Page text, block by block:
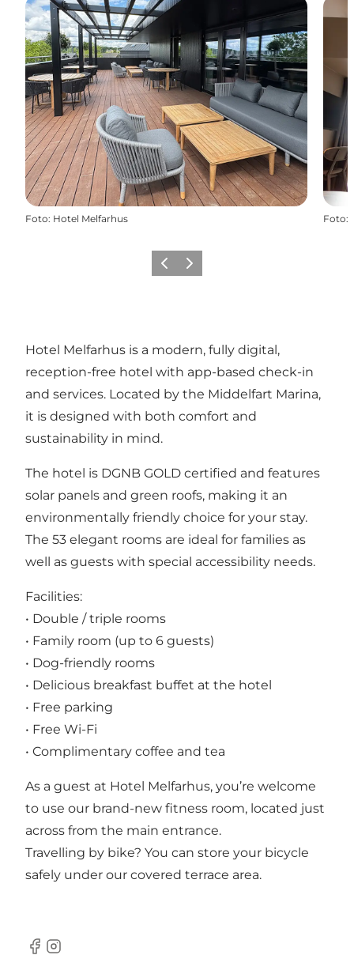
Foto: Hotel Melfarhus Foto:
Precedente
Avanti
Hotel Melfarhus is a modern, fully digital,
reception-free hotel with app-based check-in
and services. Located by the Middelfart Marina,
it is designed with both comfort and
sustainability in mind.
The hotel is DGNB GOLD certified and features
solar panels and green roofs, making it an
environmentally friendly choice for your stay.
The 53 elegant rooms are ideal for families as
well as guests with special accessibility needs.
Facilities:
• Double / triple rooms
• Family room (up to 6 guests)
• Dog-friendly rooms
• Delicious breakfast buffet at the hotel
• Free parking
• Free Wi-Fi
• Complimentary coffee and tea
As a guest at Hotel Melfarhus, you’re welcome
to use our brand-new fitness room, located just
across from the main entrance.
Travelling by bike? You can store your bicycle
safely under our covered terrace area.